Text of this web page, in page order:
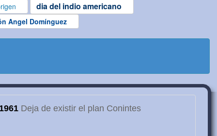
dia del indio americano
Angel Domínguez
1961Deja de existir el plan Conintes